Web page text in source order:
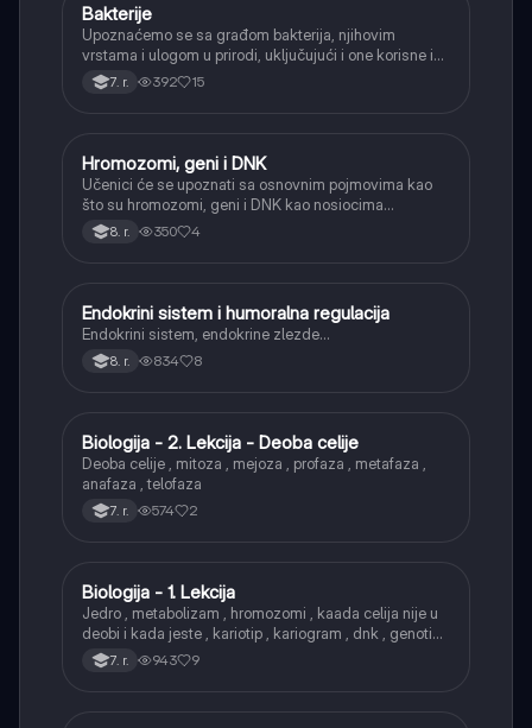
Biologija
Bakterije
Upoznaćemo se sa građom bakterija, njihovim
vrstama i ulogom u prirodi, uključujući i one korisne i
one koje izazivaju bolesti.
7. r. 392 15
Biologija
Hromozomi, geni i DNK
Učenici će se upoznati sa osnovnim pojmovima kao
što su hromozomi, geni i DNK kao nosiocima
naslednih informacija.
8. r. 350 4
Biologija
Endokrini sistem i humoralna regulacija
Endokrini sistem, endokrine zlezde…
8. r. 834 8
Biologija
Biologija - 2. Lekcija - Deoba celije
Deoba celije , mitoza , mejoza , profaza , metafaza ,
anafaza , telofaza
7. r. 574 2
Biologija
Biologija - 1. Lekcija
Jedro , metabolizam , hromozomi , kaada celija nije u
deobi i kada jeste , kariotip , kariogram , dnk , genotip ,
fenotip7. r. 943 9